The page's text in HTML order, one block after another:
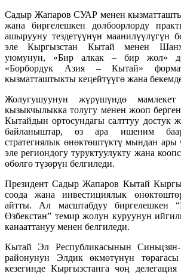
Садыр Жапаров СУАР менен
жана биргелешкен долбоорлорду
ашырууну тездетүүнүн маанилүүлүгүн
эле Кыргызстан Кытай менен
уюмунун, «Бир алкак – бир жол»
«Борбордук Азия – Кытай»
кызматташтыкты кеңейтүүгө жана
Жолугушуунун жүрүшүндө
кызыкчылыкка толугу менен жооп
Кытайдын ортосундагы салттуу достук
байланыштар, өз ара ишеним
стратегиялык өнөктөштүктү мындан
эле региондогу туруктуулукту жана
өбөлгө түзөрүн белгиледи.
Президент Садыр Жапаров Кытай
соода жана инвестициялык
айтты. Ал масштабдуу биргелешкен
Өзбекстан” темир жолун куруунун
канааттануу менен белгиледи.
Кытай Эл Республикасынын
районунун Элдик ѳкмөтүнүн
кезегинде Кыргызстанга чоң